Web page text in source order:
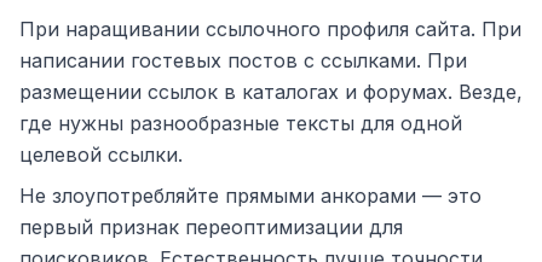
При наращивании ссылочного профиля сайта. При
написании гостевых постов с ссылками. При
размещении ссылок в каталогах и форумах. Везде,
где нужны разнообразные тексты для одной
целевой ссылки.
Не злоупотребляйте прямыми анкорами — это
первый признак переоптимизации для